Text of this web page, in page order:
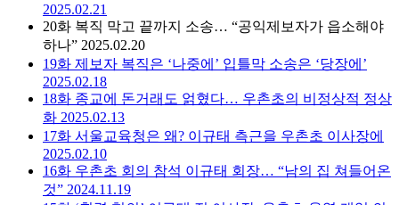
2025.02.21
20화 복직 막고 끝까지 소송… “공익제보자가 읍소해야
하나” 2025.02.20
19화 제보자 복직은 ‘나중에’ 입틀막 소송은 ‘당장에’
2025.02.18
18화 종교에 돈거래도 얽혔다… 우촌초의 비정상적 정상
화 2025.02.13
17화 서울교육청은 왜? 이규태 측근을 우촌초 이사장에
2025.02.10
16화 우촌초 회의 참석 이규태 회장… “남의 집 쳐들어온
것” 2024.11.19